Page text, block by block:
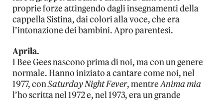
proprie forze attingendo dagli insegnamenti della
cappella Sistina, dai colori alla voce, che era
l’intonazione dei bambini. Apro parentesi.
Aprila.
I Bee Gees nascono prima di noi, ma con un genere
normale. Hanno iniziato a cantare come noi, nel
1977, conSaturday Night Fever, mentreAnima mia
l’ho scritta nel 1972 e, nel 1973, era un grande